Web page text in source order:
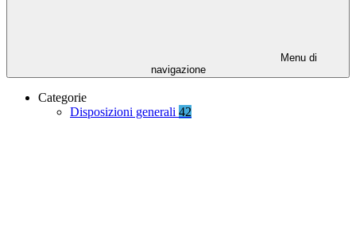
Menu di
navigazione
Categorie
Disposizioni generali 42